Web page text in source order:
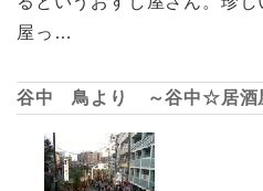
屋っ…
谷中 鳥より ～谷中☆居酒